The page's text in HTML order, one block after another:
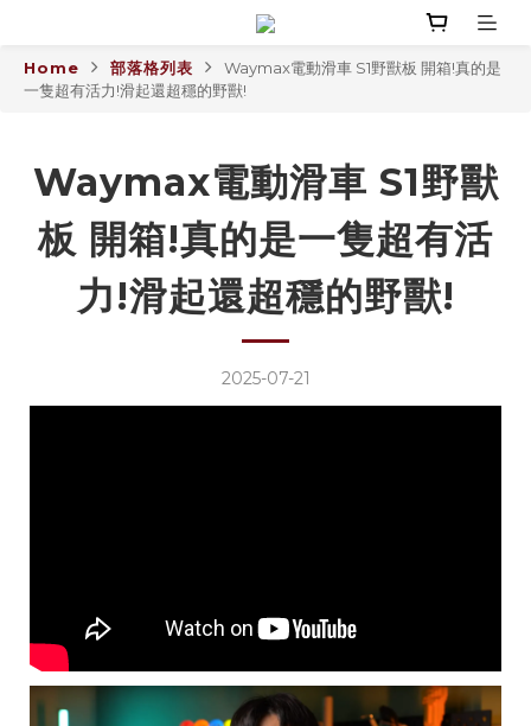
Home 部落格列表
Waymax電動滑車 S1野獸板 開箱!真的是
一隻超有活力!滑起還超穩的野獸!
Waymax電動滑車 S1野獸
板 開箱!真的是一隻超有活
力!滑起還超穩的野獸!
2025-07-21